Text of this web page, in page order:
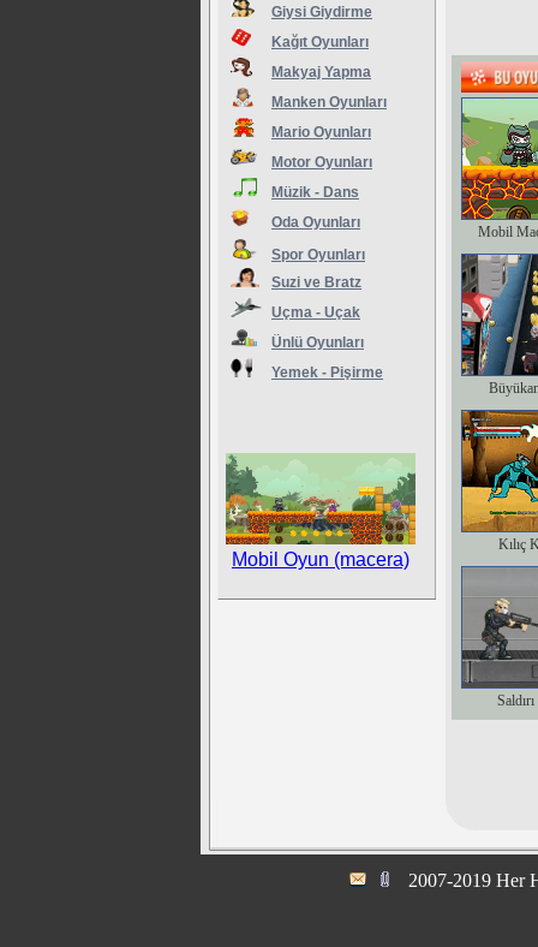
Giysi Giydirme
Kağıt Oyunları
Makyaj Yapma
Manken Oyunları
Mario Oyunları
Motor Oyunları
Müzik - Dans
Oda Oyunları
Spor Oyunları
Suzi ve Bratz
Uçma - Uçak
Ünlü Oyunları
Yemek - Pişirme
Mobil Oyun (macera)
Mobil
Kılıç
2007-2019 Her